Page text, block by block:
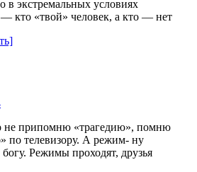
в экстремальных условиях
кто «твой» человек, а кто — нет
не припомню «трагедию», помню
по телевизору. А режим- ну
Режимы проходят, друзья